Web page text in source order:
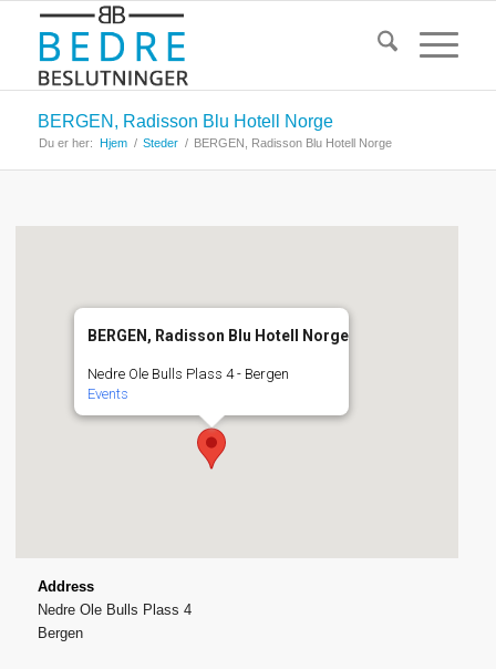
BERGEN, Radisson Blu Hotell Norge
Du er her: Hjem / Steder / BERGEN, Radisson Blu Hotell Norge
BERGEN, Radisson Blu Hotell Norge
Nedre Ole Bulls Plass 4 - Bergen
Events
Address
Nedre Ole Bulls Plass 4
Bergen